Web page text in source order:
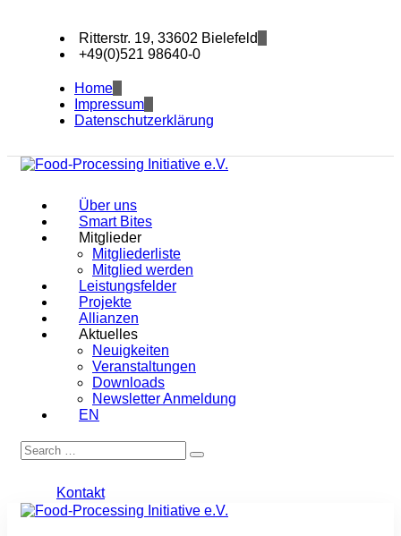
Ritterstr. 19, 33602 Bielefeld
+49(0)521 98640-0
Home
Impressum
Datenschutzerklärung
Über uns
Smart Bites
Mitglieder
Mitgliederliste
Mitglied werden
Leistungsfelder
Projekte
Allianzen
Aktuelles
Neuigkeiten
Veranstaltungen
Downloads
Newsletter Anmeldung
EN
Kontakt